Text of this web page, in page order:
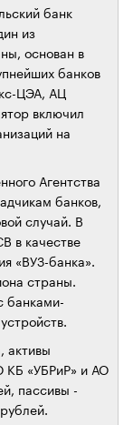
банк
из
основан в
банков
ЦЭА, АЦ
включил
на
Агентства
банков,
случай. В
в качестве
«ВУЗ-банка».
страны.
банками-
активы
КБ «УБРиР» и АО
пассивы -